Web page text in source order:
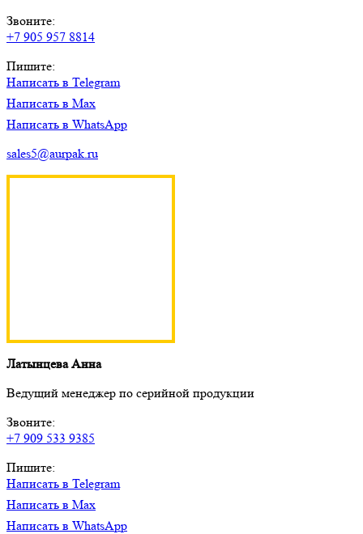
Звоните:
+7 905 957 8814
Пишите:
Написать в Telegram
Написать в Max
Написать в WhatsApp
sales5@aurpak.ru
Латынцева Анна
Ведущий менеджер по серийной продукции
Звоните:
+7 909 533 9385
Пишите:
Написать в Telegram
Написать в Max
Написать в WhatsApp